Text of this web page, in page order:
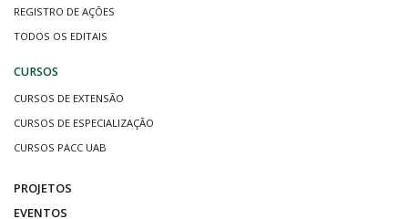
REGISTRO DE AÇÕES
TODOS OS EDITAIS
CURSOS
CURSOS DE EXTENSÃO
CURSOS DE ESPECIALIZAÇÃO
CURSOS PACC UAB
PROJETOS
EVENTOS